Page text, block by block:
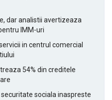
dar analistii avertizeaza
IMM-uri
in centrul comercial
54% din creditele
sociala inaspreste